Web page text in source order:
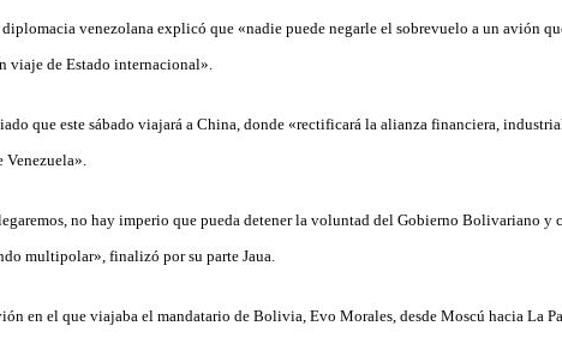
diplomacia venezolana explicó que «nadie puede negarle el sobrevuelo a un avión
viaje de Estado internacional».
que este sábado viajará a China, donde «rectificará la alianza financiera,
no hay imperio que pueda detener la voluntad del Gobierno Bolivariano y
multipolar», finalizó por su parte Jaua.
en el que viajaba el mandatario de Bolivia, Evo Morales, desde Moscú hacia La